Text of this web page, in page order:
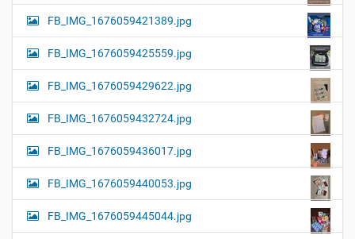
FB_IMG_1676059421389.jpg
FB_IMG_1676059425559.jpg
FB_IMG_1676059429622.jpg
FB_IMG_1676059432724.jpg
FB_IMG_1676059436017.jpg
FB_IMG_1676059440053.jpg
FB_IMG_1676059445044.jpg